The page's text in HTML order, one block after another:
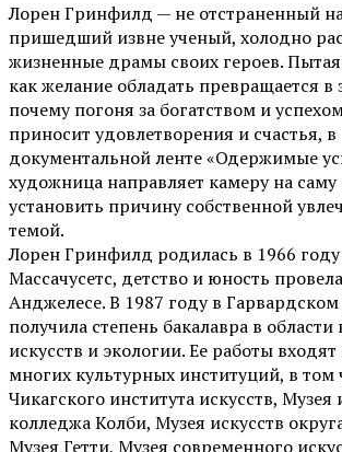
Лорен Гринфилд — не отстраненный
пришедший извне ученый, холодно
жизненные драмы своих героев.
как желание обладать превращается в
почему погоня за богатством и
приносит удовлетворения и счастья, в
документальной ленте «Одержимые
художница направляет камеру на саму
установить причину собственной
темой.
Лорен Гринфилд родилась в 1966 году
Массачусетс, детство и юность
Анджелесе. В 1987 году в Гарвардском
получила степень бакалавра в области
искусств и экологии. Ее работы
многих культурных институций, в том
Чикагского института искусств, Музея
колледжа Колби, Музея искусств
Музея Гетти, Музея современного